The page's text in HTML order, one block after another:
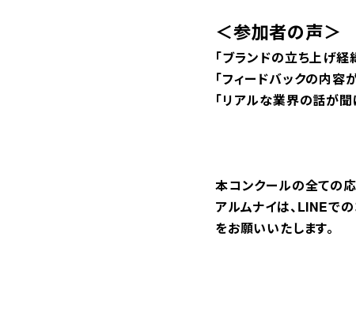
＜参加者の声＞
「ブランドの立ち上げ経
「フィードバックの内容
「リアルな業界の話が聞
本コンクールの全ての
アルムナイは、LINEで
をお願いいたします。